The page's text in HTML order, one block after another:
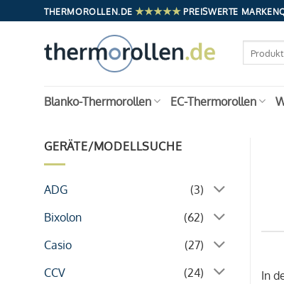
Inhalt
THERMOROLLEN.DE ★★★★★ PREISWERTE
nach:
Blanko-Thermorollen EC-Thermorollen
GERÄTE/MODELLSUCHE
ADG
(3)
Bixolon
(62)
Casio
(27)
CCV
(24)
In